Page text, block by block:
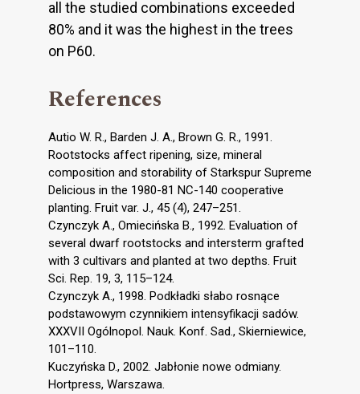
all the studied combinations exceeded
80% and it was the highest in the trees
on P60.
References
Autio W. R., Barden J. A., Brown G. R., 1991.
Rootstocks affect ripening, size, mineral
composition and storability of Starkspur Supreme
Delicious in the 1980-81 NC-140 cooperative
planting. Fruit var. J., 45 (4), 247–251.
Czynczyk A., Omiecińska B., 1992. Evaluation of
several dwarf rootstocks and intersterm grafted
with 3 cultivars and planted at two depths. Fruit
Sci. Rep. 19, 3, 115–124.
Czynczyk A., 1998. Podkładki słabo rosnące
podstawowym czynnikiem intensyfikacji sadów.
XXXVII Ogólnopol. Nauk. Konf. Sad., Skierniewice,
101–110.
Kuczyńska D., 2002. Jabłonie nowe odmiany.
Hortpress, Warszawa.